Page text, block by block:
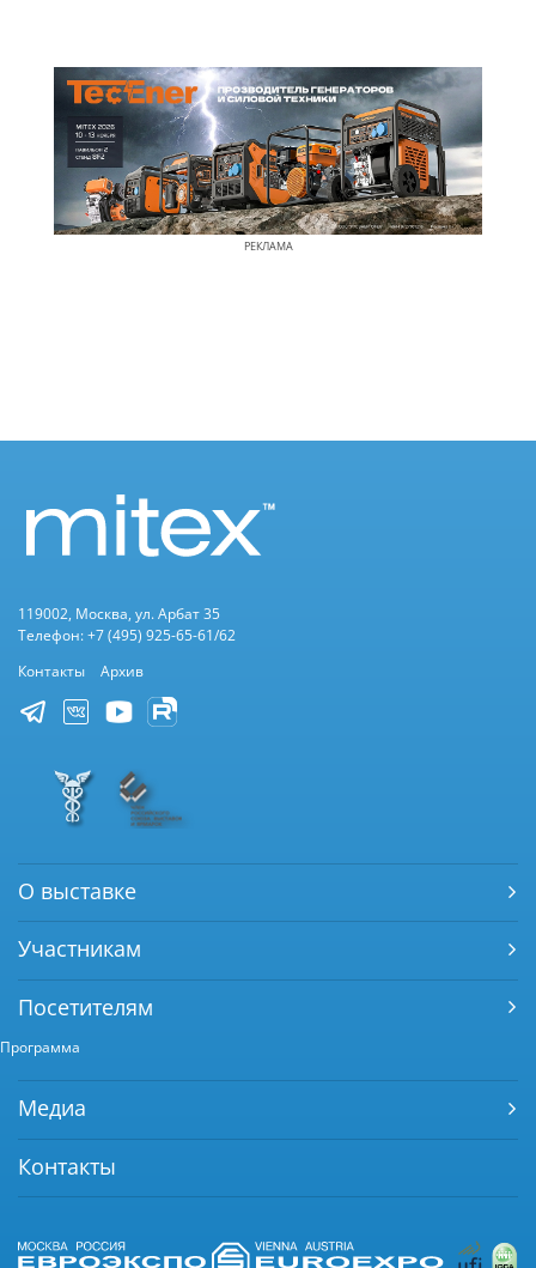
РЕКЛАМА
119002, Москва, ул. Арбат 35
Телефон: +7 (495) 925-65-61/62
Контакты
Архив
О выставке
Участникам
Посетителям
Программа
Медиа
Контакты